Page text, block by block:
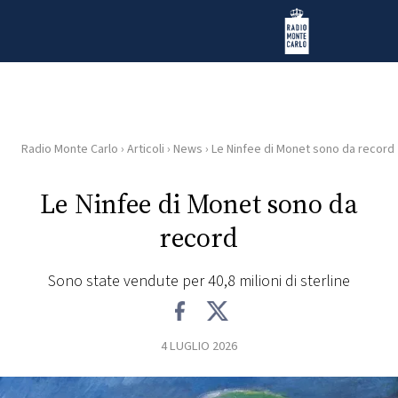
Radio Monte Carlo
HOME
RADIO
RADIO
NEWS
Radio Monte Carlo › Articoli › News › Le Ninfee di Monet sono da record
Le Ninfee di Monet sono da
record
Sono state vendute per 40,8 milioni di sterline
4 LUGLIO 2026